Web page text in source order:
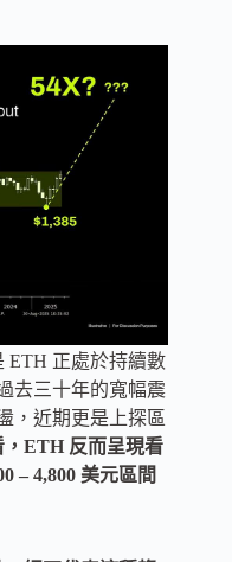
ETH 正處於持續數
去三十年的寬幅震
，近期更是上探區
，ETH 反而呈現看
– 4,800 美元區間